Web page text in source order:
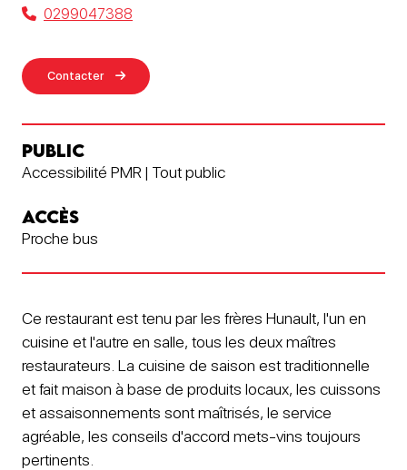
0299047388
Contacter
PUBLIC
Accessibilité PMR | Tout public
ACCÈS
Proche bus
Ce restaurant est tenu par les frères Hunault, l'un en
cuisine et l'autre en salle, tous les deux maîtres
restaurateurs. La cuisine de saison est traditionnelle
et fait maison à base de produits locaux, les cuissons
et assaisonnements sont maîtrisés, le service
agréable, les conseils d'accord mets-vins toujours
pertinents.